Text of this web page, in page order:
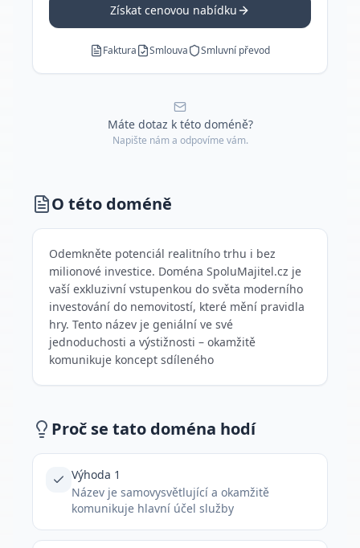
Získat cenovou nabídku
Faktura Smlouva Smluvní převod
Máte dotaz k této doméně?
Napište nám a odpovíme vám.
O této doméně
Odemkněte potenciál realitního trhu i bez
milionové investice. Doména SpoluMajitel.cz je
vaší exkluzivní vstupenkou do světa moderního
investování do nemovitostí, které mění pravidla
hry. Tento název je geniální ve své
jednoduchosti a výstižnosti – okamžitě
komunikuje koncept sdíleného
Proč se tato doména hodí
Výhoda 1
Název je samovysvětlující a okamžitě
komunikuje hlavní účel služby